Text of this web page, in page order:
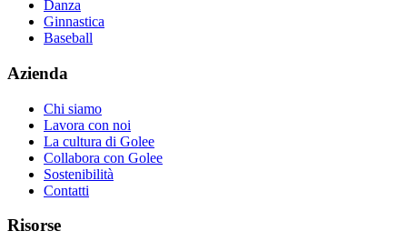
Danza
Ginnastica
Baseball
Azienda
Chi siamo
Lavora con noi
La cultura di Golee
Collabora con Golee
Sostenibilità
Contatti
Risorse